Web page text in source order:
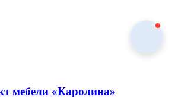
мебели «Каролина»